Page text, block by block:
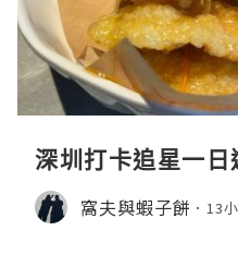
深圳打卡追星一
窩夫與蝦子餅 13